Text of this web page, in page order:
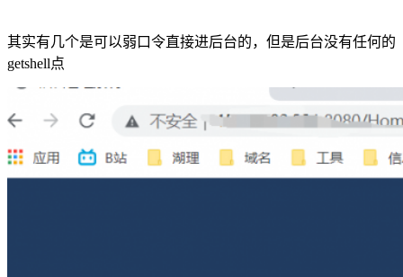
其实有几个是可以弱口令直接进后台的，但是后台没有任何的
getshell点